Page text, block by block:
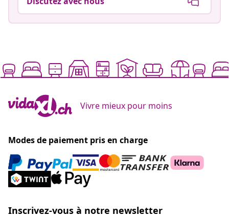
Vivre mieux pour moins
Modes de paiement pris en charge
Inscrivez-vous à notre newsletter